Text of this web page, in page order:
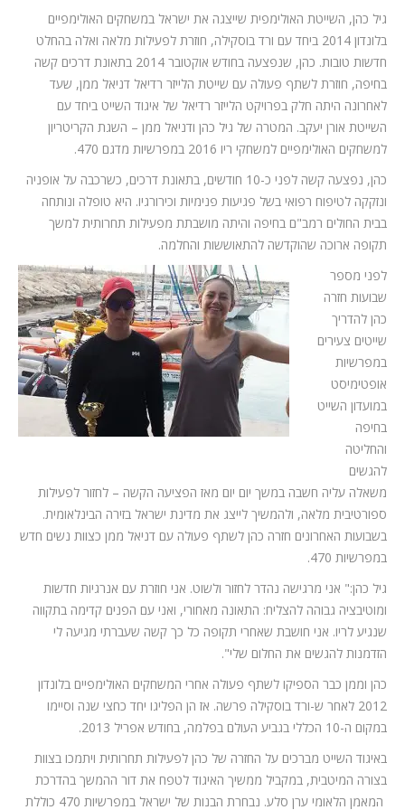
גיל כהן, השייטת האולימפית שייצגה את ישראל במשחקים האולימפיים
בלונדון 2014 ביחד עם ורד בוסקילה, חוזרת לפעילות מלאה ואלה בהחלט
חדשות טובות. כהן, שנפצעה בחודש אוקטובר 2014 בתאונת דרכים קשה
בחיפה, חוזרת לשתף פעולה עם שייטת הלייזר רדיאל דניאל ממן, שעד
לאחרונה היתה חלק בפרויקט הלייזר רדיאל של איגוד השייט ביחד עם
השייטת אורן יעקב. המטרה של גיל כהן ודניאל ממן – השגת הקריטריון
למשחקים האולימפיים למשחקי ריו 2016 במפרשיות מדגם 470.
כהן, נפצעה קשה לפני כ-10 חודשים, בתאונת דרכים, כשרכבה על אופניה
ונזקקה לטיפוח רפואי בשל פגיעות פנימיות וכירורגיו. היא טופלה ונותחה
בבית החולים רמב"ם בחיפה והיתה מושבתת מפעילות תחרותית למשך
תקופה ארוכה שהוקדשה להתאוששות והחלמה.
לפני מספר
שבועות חזרה
כהן להדריך
שייטים צעירים
במפרשיות
אופטימיסט
במועדון השייט
בחיפה
והחליטה
להגשים
משאלה עליה חשבה במשך יום יום מאז הפציעה הקשה – לחזור לפעילות
ספורטיבית מלאה, ולהמשיך לייצג את מדינת ישראל בזירה הבינלאומית.
בשבועות האחרונים חזרה כהן לשתף פעולה עם דניאל ממן כצוות נשים חדש
במפרשיות 470.
גיל כהן:" אני מרגישה נהדר לחזור ולשוט. אני חוזרת עם אנרגיות חדשות
ומוטיבציה גבוהה להצליח: התאונה מאחורי, ואני עם הפנים קדימה בתקווה
שנגיע לריו. אני חושבת שאחרי תקופה כל כך קשה שעברתי מגיעה לי
הזדמנות להגשים את החלום שלי".
כהן וממן כבר הספיקו לשתף פעולה אחרי המשחקים האולימפיים בלונדון
2012 לאחר ש-ורד בוסקילה פרשה. אז הן הפליגו יחד כחצי שנה וסיימו
במקום ה-10 הכללי בגביע העולם בפלמה, בחודש אפריל 2013.
באיגוד השייט מברכים על החזרה של כהן לפעילות תחרותית ויתמכו בצוות
בצורה המיטבית, במקביל ממשיך האיגוד לטפח את דור ההמשך בהדרכת
המאמן הלאומי ערן סלע. נבחרת הבנות של ישראל במפרשיות 470 כוללת